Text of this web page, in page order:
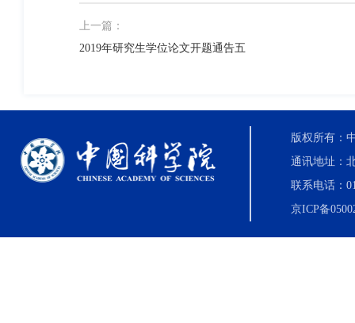
上一篇：
2019年研究生学位论文开题通告五
版权所有：
通讯地址：
联系电话：
京ICP备